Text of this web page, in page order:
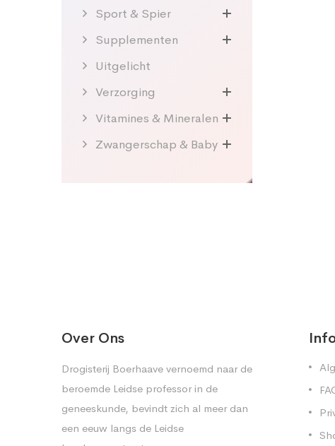
Sport & Spier
Supplementen
Uitgelicht
Verzorging
Vitamines & Mineralen
Zwangerschap & Baby
Over Ons
Drogisterij Boerhaave vernoemd naar de
beroemde Leidse professor in de
geneeskunde, bevindt zich al meer dan
een eeuw langs de Leidse